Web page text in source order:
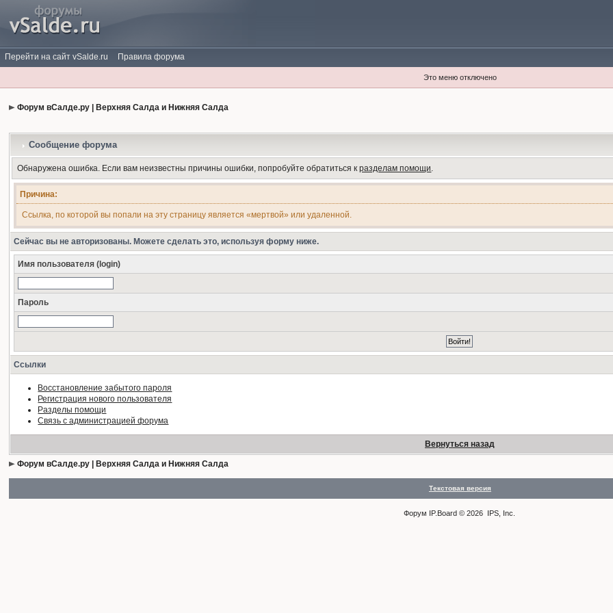
Перейти на сайт vSalde.ru Правила форума
Это меню отключено
Форум вСалде.ру | Верхняя Салда и Нижняя Салда
Сообщение форума
Обнаружена ошибка. Если вам неизвестны причины ошибки, попробуйте обратиться кразделам помощи.
Причина:
Ссылка, по которой вы попали на эту страницу является «мертвой» или удаленной.
Сейчас вы не авторизованы. Можете сделать это, используя форму ниже.
Имя пользователя (login)
Пароль
Ссылки
Восстановление забытого пароля
Регистрация нового пользователя
Разделы помощи
Связь с администрацией форума
Вернуться назад
Форум вСалде.ру | Верхняя Салда и Нижняя Салда
Текстовая версия
Форум IP.Board © 2026 IPS, Inc